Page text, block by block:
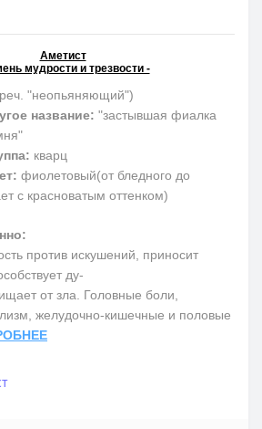
Аметист
мудрости и трезвости -
"неопьяняющий")
название: "застывшая фиалка
кварц
фиолетовый(от бледного до
с красноватым оттенком)
против искушений, приносит
ду-
от зла. Головные боли,
желудочно-кишечные и половые